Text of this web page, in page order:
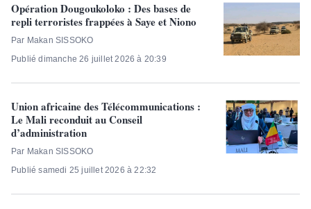
Opération Dougoukoloko : Des bases de
repli terroristes frappées à Saye et Niono
Par Makan SISSOKO
Publié dimanche 26 juillet 2026 à 20:39
Union africaine des Télécommunications :
Le Mali reconduit au Conseil
d’administration
Par Makan SISSOKO
Publié samedi 25 juillet 2026 à 22:32